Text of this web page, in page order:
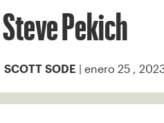
Steve Pekich
SCOTT SODE | enero 25 ,